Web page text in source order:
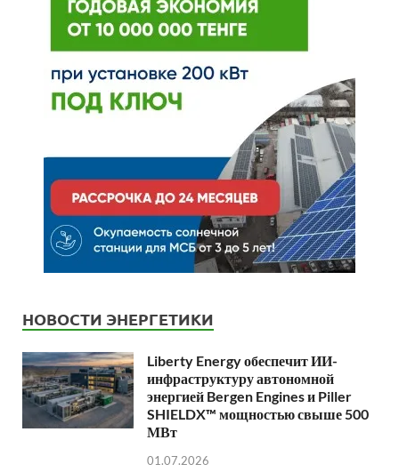
НОВОСТИ ЭНЕРГЕТИКИ
Liberty Energy обеспечит ИИ-
инфраструктуру автономной
энергией Bergen Engines и Piller
SHIELDX™ мощностью свыше 500
МВт
01.07.2026